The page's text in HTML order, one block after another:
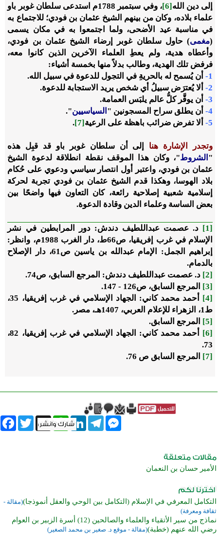
إلى دين الله [6]
، وفي سبتمبر 1788م استدعى سلطان غوبر باو
علماء بلاده، وكان من بينهم الشيخ عثمان بن فودي؛ للاجتماع به
في مناسبة عيد الأضحى، ولما اجتمعوا به في مكان يسمى
(مغمى) حاول سلطان غوبر إرضاء الشيخ عثمان بن فودي،
وأعطاه هدية، ولم يعطِ العلماء الآخرين الذين كانوا معه،
فرفض تلك الهدية، وطالب بدلاً منها بخمسة أشياء:
1-
أن يُسمح له بالحريةِ في التجول للدعوة في سبيل الله.
2-
ألا يُعترَض سبيلُ أي شخص يريد الاستجابة للدعوة.
3-
أن يوقَّر كلُّ عالم يلبَس العمامة.
4-
أن يطلق سراح المسجونين " السياسيين".
5-
ألا تفرض ضرائب باهظة على الرعية [7]
.
وتجدر الإشارة هنا إلى أن سلطان غوبر باو قد قبِل هذه
" الشروط"، وكان هذا الموقف نقطة انطلاقة لدعوة الشيخ
عثمان بن فودي، واعتبر أول انتصار سياسي ودعوي على حُكام
بلاد الهوسا، وهكذا قدم الشيخ عثمان بن فودي تجربة لحركة
إسلامية شعبية إصلاحية رائعة، كان التعاون فيها واضحًا بين
بعض الساسة وعلماء الدين وقادة الدعوة.
[1]
د. عصمت عبداللطيف دندش: دور المرابطين في نشر
الإسلام في غرب إفريقيا، ص66ط، دار الغرب 1988م، وانظر:
إبراهيم الجمل: الإمام عبدالله بن ياسين ص61، دار الإصلاح
بالدمام.
[2]
د. عصمت عبداللطيف دندش: المرجع السابق، ص74.
[3]
المرجع السابق، ص126 - 147.
[4]
أحمد محمد كاني: الجهاد الإسلامي في غرب إفريقيا، 35،
ط1، الزهراء للإعلام العربي، 1407هـ، مصر.
[5]
المرجع السابق.
[6]
أحمد محمد كاني: الجهاد الإسلامي في غرب إفريقيا، 82،
73.
[7]
المرجع السابق ص 76.
Twitter X
WhatsAppLinkedInTelegram
Messenger
الأمير حسان بن النعمان
التكامل المعرفي في الإسلام (التكامل بين الوحي والعقل أنموذجا)(مقالة -
ثقافة ومعرفة)
نماذج من سير الأتقياء والعلماء والصالحين (12) أسرة الزبير بن العوام
رضي الله عنهم (خطبة)(مقالة - موقع د. صغير بن محمد الصغير)